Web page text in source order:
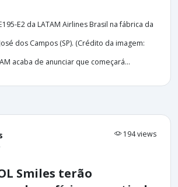
E2 da LATAM Airlines Brasil na fábrica da
dos Campos (SP). (Crédito da imagem:
acaba de anunciar que começará...
194 views
Smiles terão